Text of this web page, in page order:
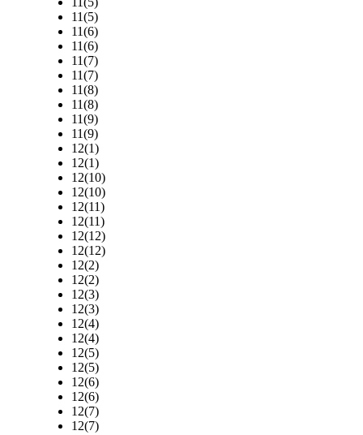
11(5)
11(6)
11(6)
11(7)
11(7)
11(8)
11(8)
11(9)
11(9)
12(1)
12(1)
12(10)
12(10)
12(11)
12(11)
12(12)
12(12)
12(2)
12(2)
12(3)
12(3)
12(4)
12(4)
12(5)
12(5)
12(6)
12(6)
12(7)
12(7)